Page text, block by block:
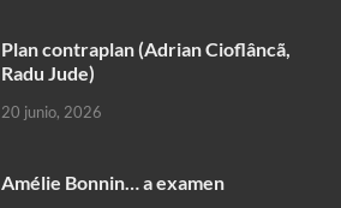
Plan contraplan (Adrian Cioflâncã,
Radu Jude)
20 junio, 2026
Amélie Bonnin… a examen